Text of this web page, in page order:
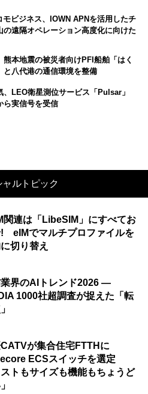
モビジネス、IOWN APNを活用したチ
の遠隔オペレーション高度化に向けた
熊本地震の被災者向けPFI船舶「はく
八代港の通信環境を整備
、LEO衛星測位サービス「Pulsar」
ら実信号を受信
ャルトピック
関連は「LibeSIM」にすべてお
eIMでマルチプロファイルを
切り替え
界のAIトレンド2026 ―
1000社超調査が捉えた「転
が集合住宅FTTHに
ECSスイッチを選定
ストもサイズも機能もちょうど